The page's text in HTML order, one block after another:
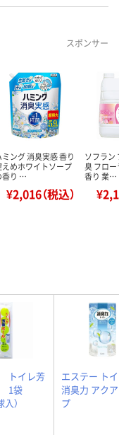
スポンサー
ミング 消臭実感 香り
えめホワイトソープ
香り …
¥2,016（税込）
ソフラン
臭 フロ
香り 業…
トイレ芳
1袋
）
エステー ト
消臭力 アク
プ